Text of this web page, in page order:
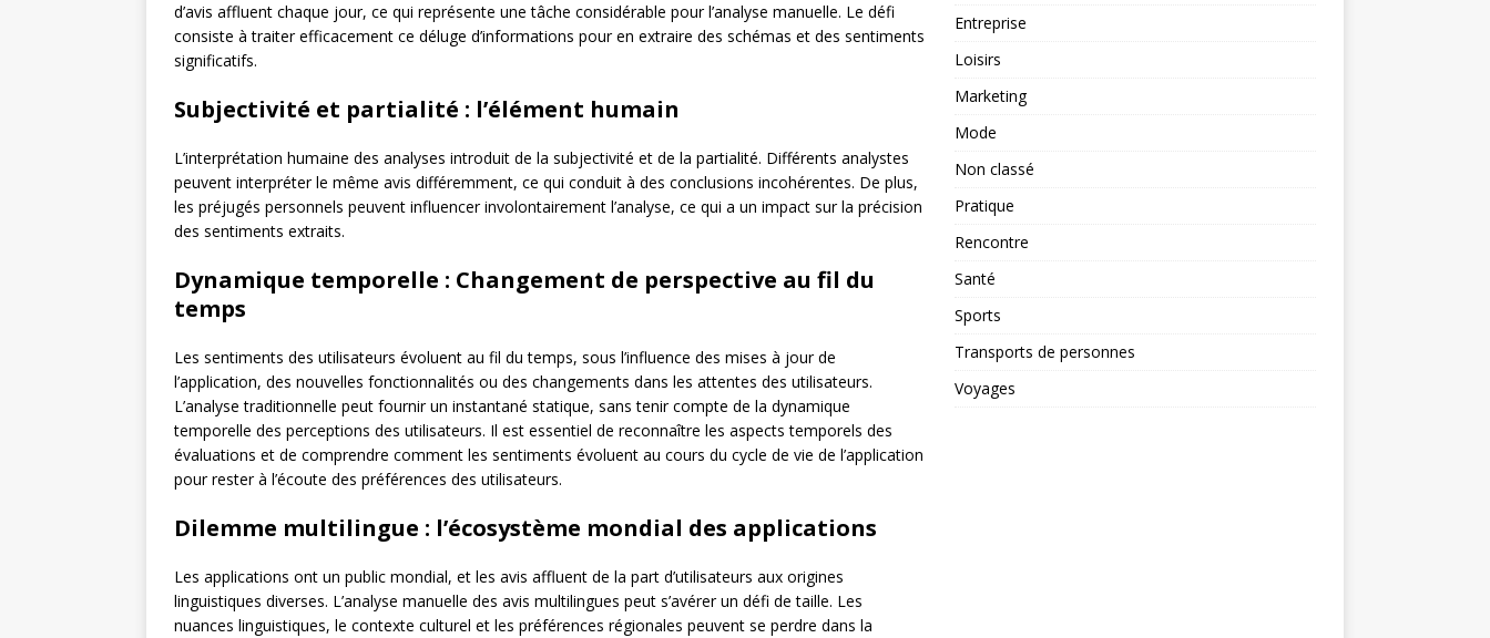
d’avis affluent chaque jour, ce qui représente une tâche considérable pour l’analyse manuelle. Le défi
consiste à traiter efficacement ce déluge d’informations pour en extraire des schémas et des sentiments
significatifs.
Subjectivité et partialité : l’élément humain
L’interprétation humaine des analyses introduit de la subjectivité et de la partialité. Différents analystes
peuvent interpréter le même avis différemment, ce qui conduit à des conclusions incohérentes. De plus,
les préjugés personnels peuvent influencer involontairement l’analyse, ce qui a un impact sur la précision
des sentiments extraits.
Dynamique temporelle : Changement de perspective au fil du
temps
Les sentiments des utilisateurs évoluent au fil du temps, sous l’influence des mises à jour de
l’application, des nouvelles fonctionnalités ou des changements dans les attentes des utilisateurs.
L’analyse traditionnelle peut fournir un instantané statique, sans tenir compte de la dynamique
temporelle des perceptions des utilisateurs. Il est essentiel de reconnaître les aspects temporels des
évaluations et de comprendre comment les sentiments évoluent au cours du cycle de vie de l’application
pour rester à l’écoute des préférences des utilisateurs.
Dilemme multilingue : l’écosystème mondial des applications
Les applications ont un public mondial, et les avis affluent de la part d’utilisateurs aux origines
linguistiques diverses. L’analyse manuelle des avis multilingues peut s’avérer un défi de taille. Les
nuances linguistiques, le contexte culturel et les préférences régionales peuvent se perdre dans la
Entreprise
Loisirs
Marketing
Mode
Non classé
Pratique
Rencontre
Santé
Sports
Transports de personnes
Voyages